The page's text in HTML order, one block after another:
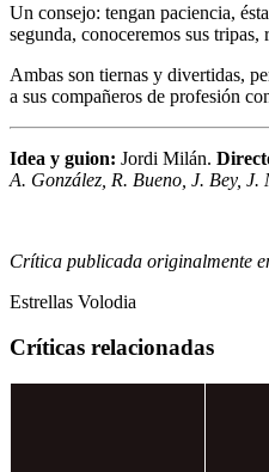
Un consejo: tengan paciencia,
segunda, conoceremos sus
Ambas son tiernas y divertidas,
a sus compañeros de profesión
Idea y guion: Jordi Milán.
A. González, R. Bueno, J. Bey, J.
Crítica publicada originalmente
Estrellas Volodia
Críticas relacionadas